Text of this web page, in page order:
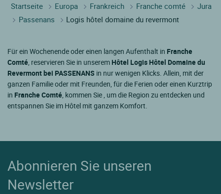
Startseite Europa Frankreich Franche comté
Jura
Passenans
Logis hôtel domaine du revermont
Für ein Wochenende oder einen langen Aufenthalt in Franche
Comté, reservieren Sie in unserem Hôtel Logis Hôtel Domaine du
Revermont bei PASSENANS in nur wenigen Klicks. Allein, mit der
ganzen Familie oder mit Freunden, für die Ferien oder einen Kurztrip
in Franche Comté, kommen Sie , um die Region zu entdecken und
entspannen Sie im Hôtel mit ganzem Komfort.
Abonnieren Sie unseren
Newsletter